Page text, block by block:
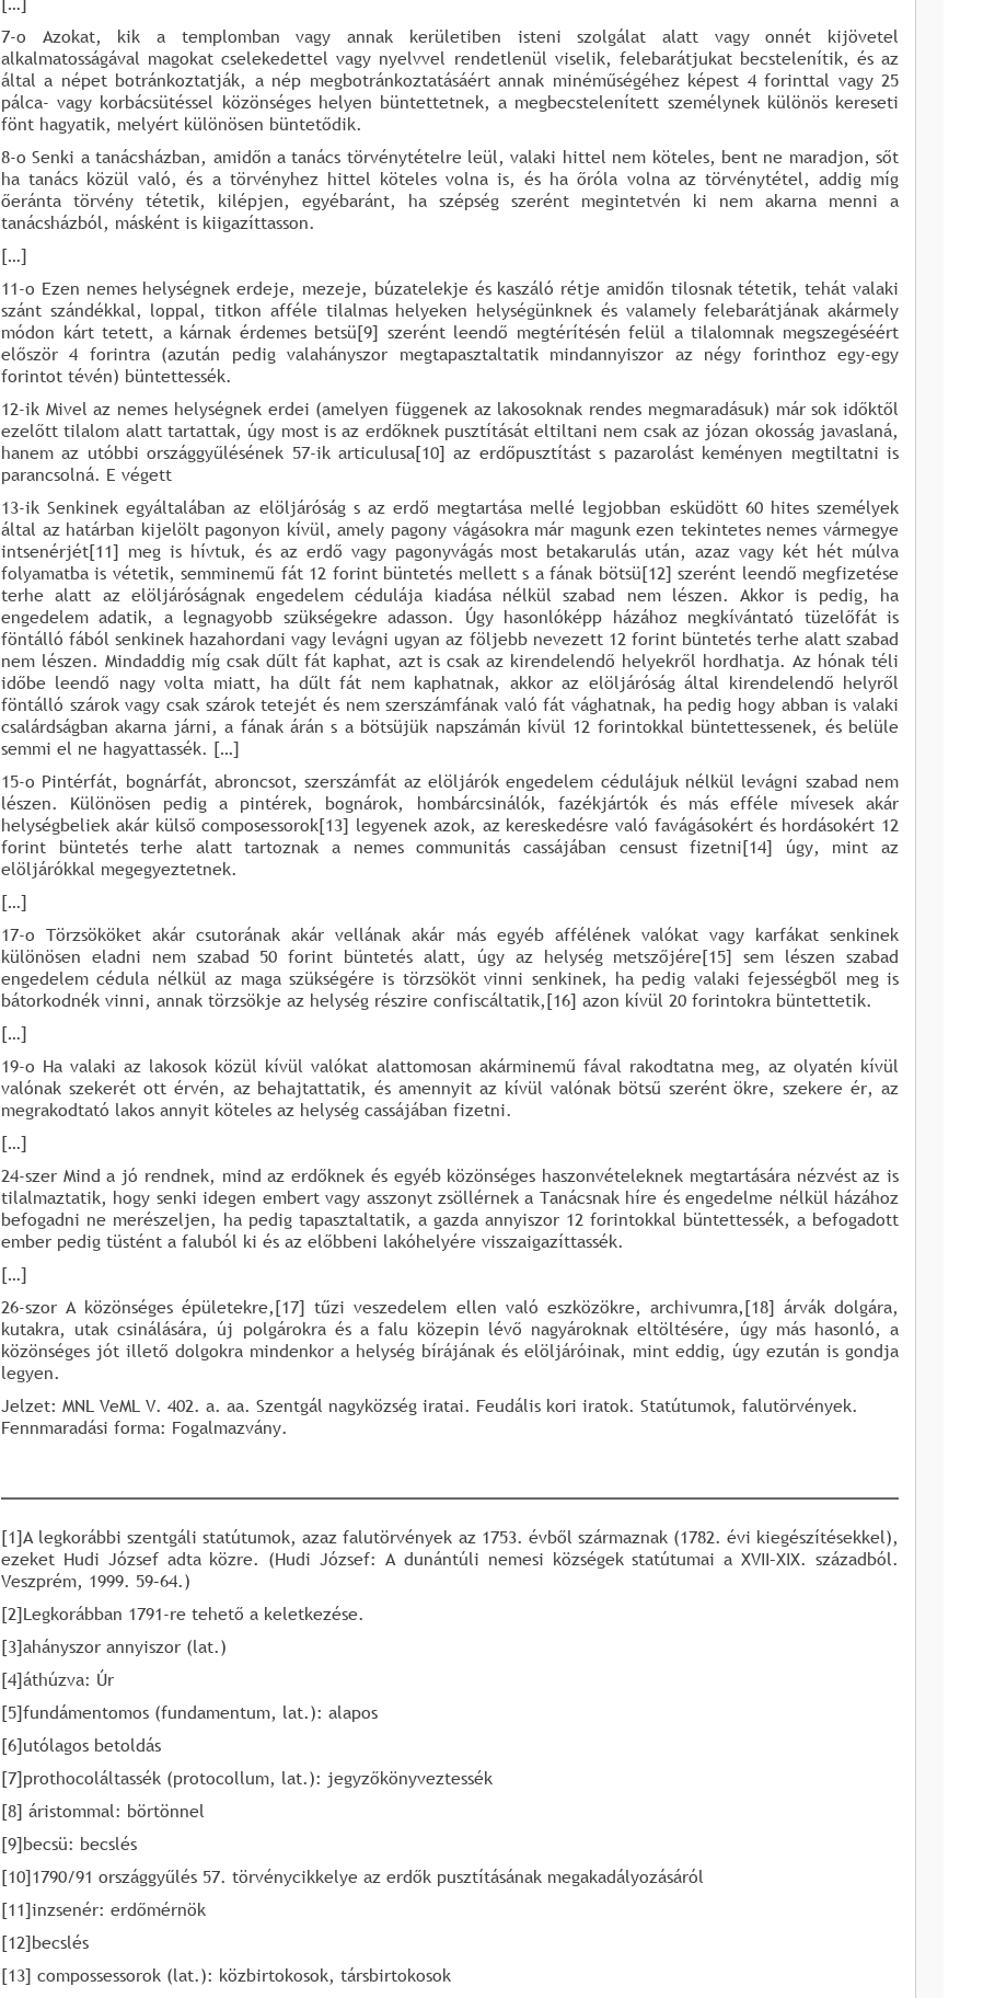
7-o Azokat, kik a templomban vagy annak kerületiben isteni szolgálat alatt vagy onnét kijövetel
alkalmatosságával magokat cselekedettel vagy nyelvvel rendetlenül viselik, felebarátjukat becstelenítik, és az
által a népet botránkoztatják, a nép megbotránkoztatásáért annak minéműségéhez képest 4 forinttal vagy 25
pálca- vagy korbácsütéssel közönséges helyen büntettetnek, a megbecstelenített személynek különös kereseti
fönt hagyatik, melyért különösen büntetődik.
8-o Senki a tanácsházban, amidőn a tanács törvénytételre leül, valaki hittel nem köteles, bent ne maradjon, sőt
ha tanács közül való, és a törvényhez hittel köteles volna is, és ha őróla volna az törvénytétel, addig míg
őeránta törvény tétetik, kilépjen, egyébaránt, ha szépség szerént megintetvén ki nem akarna menni a
tanácsházból, másként is kiigazíttasson.
[…]
11-o Ezen nemes helységnek erdeje, mezeje, búzatelekje és kaszáló rétje amidőn tilosnak tétetik, tehát valaki
szánt szándékkal, loppal, titkon afféle tilalmas helyeken helységünknek és valamely felebarátjának akármely
módon kárt tetett, a kárnak érdemes betsü[9] szerént leendő megtérítésén felül a tilalomnak megszegéséért
először 4 forintra (azután pedig valahányszor megtapasztaltatik mindannyiszor az négy forinthoz egy-egy
forintot tévén) büntettessék.
12-ik Mivel az nemes helységnek erdei (amelyen függenek az lakosoknak rendes megmaradásuk) már sok időktől
ezelőtt tilalom alatt tartattak, úgy most is az erdőknek pusztítását eltiltani nem csak az józan okosság javaslaná,
hanem az utóbbi országgyűlésének 57-ik articulusa[10] az erdőpusztítást s pazarolást keményen megtiltatni is
parancsolná. E végett
13-ik Senkinek egyáltalában az elöljáróság s az erdő megtartása mellé legjobban esküdött 60 hites személyek
által az határban kijelölt pagonyon kívül, amely pagony vágásokra már magunk ezen tekintetes nemes vármegye
intsenérjét[11] meg is hívtuk, és az erdő vagy pagonyvágás most betakarulás után, azaz vagy két hét múlva
folyamatba is vétetik, semminemű fát 12 forint büntetés mellett s a fának bötsü[12] szerént leendő megfizetése
terhe alatt az elöljáróságnak engedelem cédulája kiadása nélkül szabad nem lészen. Akkor is pedig, ha
engedelem adatik, a legnagyobb szükségekre adasson. Úgy hasonlóképp házához megkívántató tüzelőfát is
föntálló fából senkinek hazahordani vagy levágni ugyan az följebb nevezett 12 forint büntetés terhe alatt szabad
nem lészen. Mindaddig míg csak dűlt fát kaphat, azt is csak az kirendelendő helyekről hordhatja. Az hónak téli
időbe leendő nagy volta miatt, ha dűlt fát nem kaphatnak, akkor az elöljáróság által kirendelendő helyről
föntálló szárok vagy csak szárok tetejét és nem szerszámfának való fát vághatnak, ha pedig hogy abban is valaki
csalárdságban akarna járni, a fának árán s a bötsüjük napszámán kívül 12 forintokkal büntettessenek, és belüle
semmi el ne hagyattassék. […]
15-o Pintérfát, bognárfát, abroncsot, szerszámfát az elöljárók engedelem cédulájuk nélkül levágni szabad nem
lészen. Különösen pedig a pintérek, bognárok, hombárcsinálók, fazékjártók és más efféle mívesek akár
helységbeliek akár külső composessorok[13] legyenek azok, az kereskedésre való favágásokért és hordásokért 12
forint büntetés terhe alatt tartoznak a nemes communitás cassájában censust fizetni[14] úgy, mint az
elöljárókkal megegyeztetnek.
[…]
17-o Törzsököket akár csutorának akár vellának akár más egyéb affélének valókat vagy karfákat senkinek
különösen eladni nem szabad 50 forint büntetés alatt, úgy az helység metszőjére[15] sem lészen szabad
engedelem cédula nélkül az maga szükségére is törzsököt vinni senkinek, ha pedig valaki fejességből meg is
bátorkodnék vinni, annak törzsökje az helység részire confiscáltatik,[16] azon kívül 20 forintokra büntettetik.
[…]
19-o Ha valaki az lakosok közül kívül valókat alattomosan akárminemű fával rakodtatna meg, az olyatén kívül
valónak szekerét ott érvén, az behajtattatik, és amennyit az kívül valónak bötsű szerént ökre, szekere ér, az
megrakodtató lakos annyit köteles az helység cassájában fizetni.
[…]
24-szer Mind a jó rendnek, mind az erdőknek és egyéb közönséges haszonvételeknek megtartására nézvést az is
tilalmaztatik, hogy senki idegen embert vagy asszonyt zsöllérnek a Tanácsnak híre és engedelme nélkül házához
befogadni ne merészeljen, ha pedig tapasztaltatik, a gazda annyiszor 12 forintokkal büntettessék, a befogadott
ember pedig tüstént a faluból ki és az előbbeni lakóhelyére visszaigazíttassék.
[…]
26-szor A közönséges épületekre,[17] tűzi veszedelem ellen való eszközökre, archivumra,[18] árvák dolgára,
kutakra, utak csinálására, új polgárokra és a falu közepin lévő nagyároknak eltöltésére, úgy más hasonló, a
közönséges jót illető dolgokra mindenkor a helység bírájának és elöljáróinak, mint eddig, úgy ezután is gondja
legyen.
Jelzet: MNL VeML V. 402. a. aa. Szentgál nagyközség iratai. Feudális kori iratok. Statútumok, falutörvények.
Fennmaradási forma: Fogalmazvány.
[1]A legkorábbi szentgáli statútumok, azaz falutörvények az 1753. évből származnak (1782. évi kiegészítésekkel),
ezeket Hudi József adta közre. (Hudi József: A dunántúli nemesi községek statútumai a XVII–XIX. századból.
Veszprém, 1999. 59–64.)
[2]Legkorábban 1791-re tehető a keletkezése.
[3]ahányszor annyiszor (lat.)
[4]áthúzva: Úr
[5]fundámentomos (fundamentum, lat.): alapos
[6]utólagos betoldás
[7]prothocoláltassék (protocollum, lat.): jegyzőkönyveztessék
[8] áristommal: börtönnel
[9]becsü: becslés
[10]1790/91 országgyűlés 57. törvénycikkelye az erdők pusztításának megakadályozásáról
[11]inzsenér: erdőmérnök
[12]becslés
[13] compossessorok (lat.): közbirtokosok, társbirtokosok